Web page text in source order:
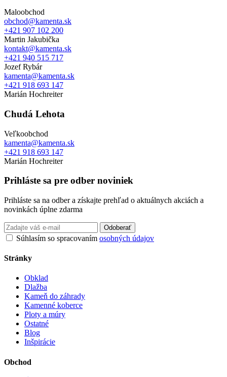
Maloobchod
obchod@kamenta.sk
+421 907 102 200
Martin Jakubička
kontakt@kamenta.sk
+421 940 515 717
Jozef Rybár
kamenta@kamenta.sk
+421 918 693 147
Marián Hochreiter
Chudá Lehota
Veľkoobchod
kamenta@kamenta.sk
+421 918 693 147
Marián Hochreiter
Prihláste sa pre odber noviniek
Prihláste sa na odber a získajte prehľad o aktuálnych akciách a
novinkách úplne zdarma
Odoberať
Súhlasím so spracovaním osobných údajov
Stránky
Obklad
Dlažba
Kameň do záhrady
Kamenné koberce
Ploty a múry
Ostatné
Blog
Inšpirácie
Obchod